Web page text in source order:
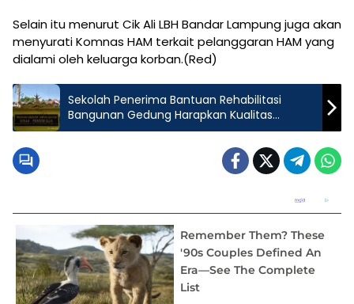
Selain itu menurut Cik Ali LBH Bandar Lampung juga akan
menyurati Komnas HAM terkait pelanggaran HAM yang
dialami oleh keluarga korban.(Red)
Sekolah Penerima Bantuan Rehabilitasi
Bangunan Gedung Harapkan Kualitas
Bangunan Sesuai Standar